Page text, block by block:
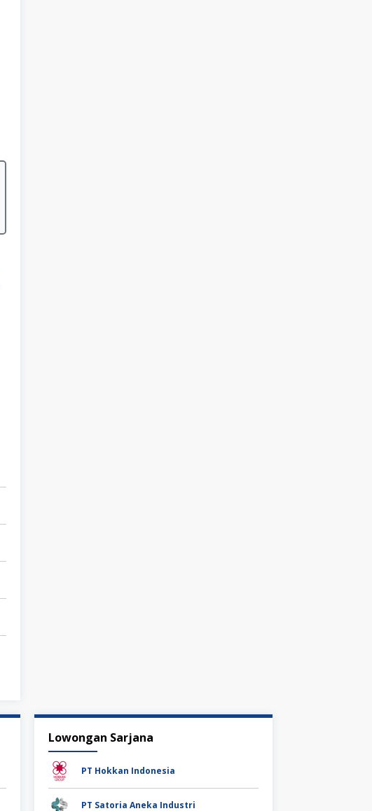
Lowongan Sarjana
PT Hokkan Indonesia
PT Satoria Aneka Industri